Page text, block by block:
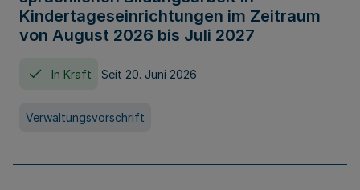
Kindertageseinrichtungen im Zeitraum
von August 2026 bis Juli 2027
In Kraft Seit 20. Juni 2026
Verwaltungsvorschrift